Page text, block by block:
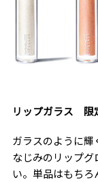
リップガラス 限
ガラスのように
なじみのリップ
い。単品はもち